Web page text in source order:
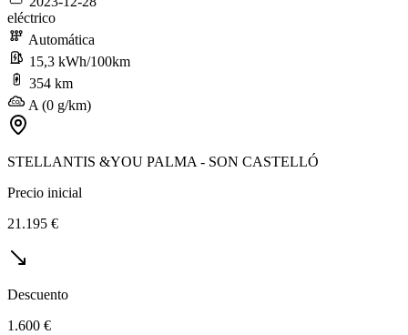
eléctrico
Automática
15,3 kWh/100km
354 km
A (0 g/km)
STELLANTIS &YOU PALMA - SON CASTELLÓ
Precio inicial
21.195 €
Descuento
1.600 €